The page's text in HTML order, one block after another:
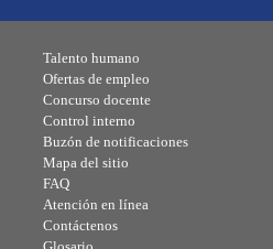
Talento humano
Ofertas de empleo
Concurso docente
Control interno
Buzón de notificaciones
Mapa del sitio
FAQ
Atención en línea
Contáctenos